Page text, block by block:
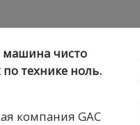
машина чисто
технике ноль.
компания GAC